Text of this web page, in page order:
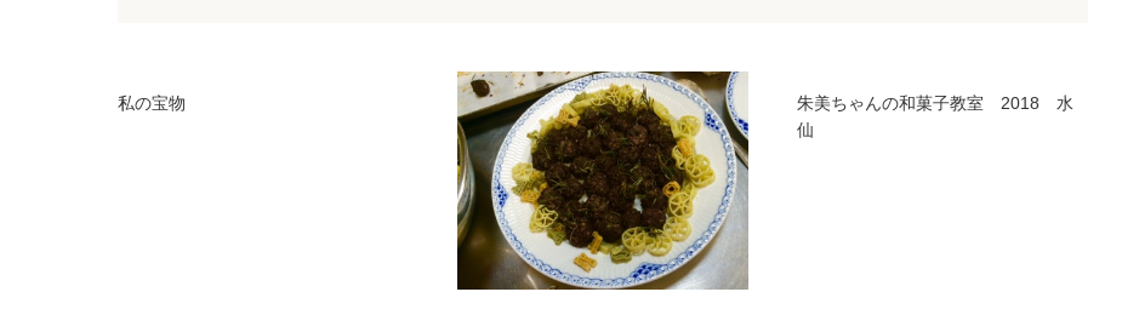
私の宝物
朱美ちゃんの和菓子教室 2018 水
仙